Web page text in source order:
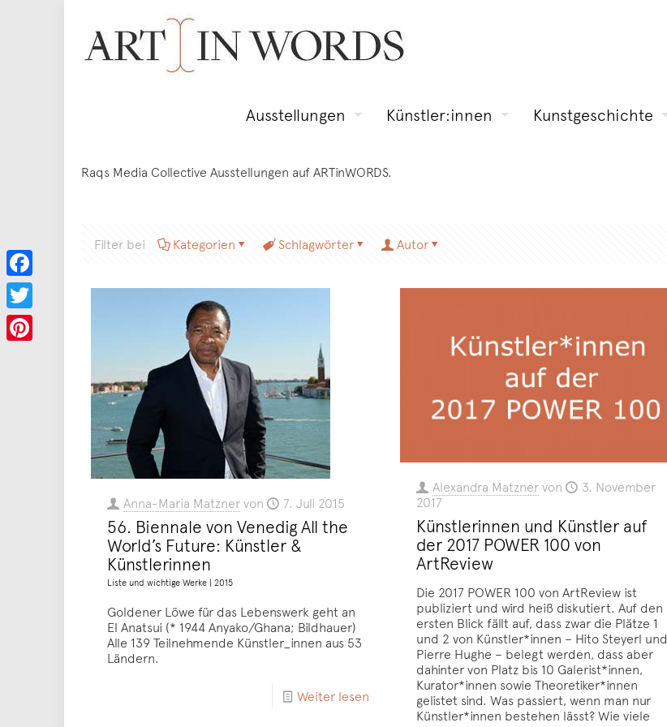
Ausstellungen Künstler:innen Kunstgeschichte
Raqs Media Collective Ausstellungen auf ARTinWORDS.
Filter bei Kategorien Schlagwörter Autor
Anna-Maria Matznervon 7. Juli 2015
56. Biennale von Venedig All the
World’s Future: Künstler &
Künstlerinnen
Liste und wichtige Werke | 2015
Goldener Löwe für das Lebenswerk geht an
El Anatsui (* 1944 Anyako/Ghana; Bildhauer)
Alle 139 Teilnehmende Künstler_innen aus 53
Ländern.
Weiter lesen
Alexandra Matznervon
3. November
2017
Künstlerinnen und Künstler auf
der 2017 POWER 100 von
ArtReview
Die 2017 POWER 100 von ArtReview ist
publiziert und wird heiß diskutiert. Auf den
ersten Blick fällt auf, dass zwar die Plätze 1
und 2 von Künstler*innen – Hito Steyerl und
Pierre Hughe – belegt werden, dass aber
dahinter von Platz bis 10 Galerist*innen,
Kurator*innen sowie Theoretiker*innen
gelistet sind. Was passiert, wenn man nur
Künstler*innen bestehen lässt? Wie viele
Facebook
Twitter